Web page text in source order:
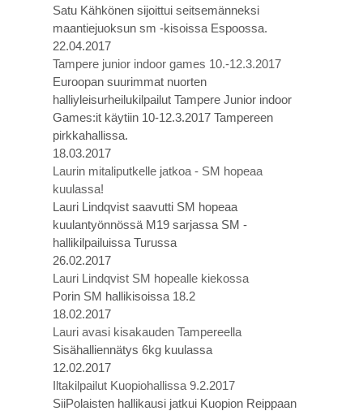
Satu Kähkönen sijoittui seitsemänneksi
maantiejuoksun sm -kisoissa Espoossa.
22.04.2017
Tampere junior indoor games 10.-12.3.2017
Euroopan suurimmat nuorten
halliyleisurheilukilpailut Tampere Junior indoor
Games:it käytiin 10-12.3.2017 Tampereen
pirkkahallissa.
18.03.2017
Laurin mitaliputkelle jatkoa - SM hopeaa
kuulassa!
Lauri Lindqvist saavutti SM hopeaa
kuulantyönnössä M19 sarjassa SM -
hallikilpailuissa Turussa
26.02.2017
Lauri Lindqvist SM hopealle kiekossa
Porin SM hallikisoissa 18.2
18.02.2017
Lauri avasi kisakauden Tampereella
Sisähalliennätys 6kg kuulassa
12.02.2017
Iltakilpailut Kuopiohallissa 9.2.2017
SiiPolaisten hallikausi jatkui Kuopion Reippaan